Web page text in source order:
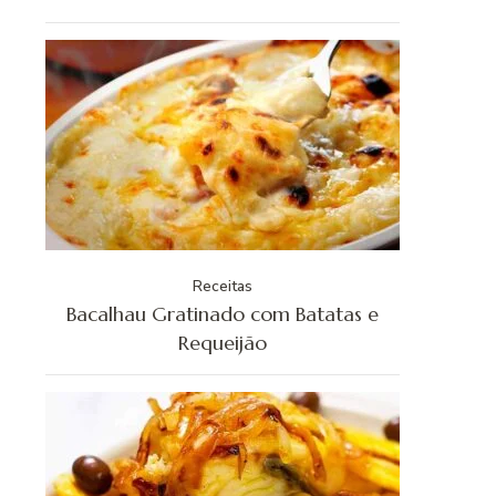
Receitas
Bacalhau Gratinado com Batatas e
Requeijão